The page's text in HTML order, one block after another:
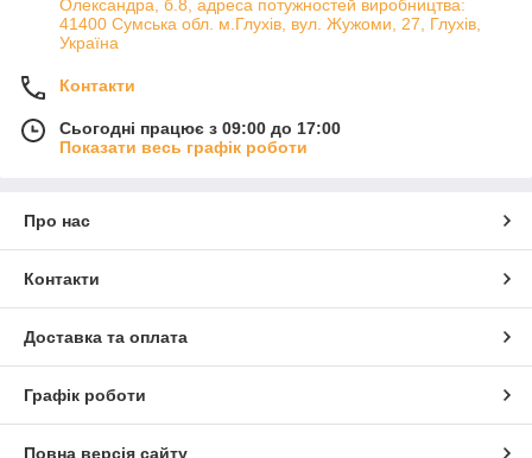
Олександра, б.8, адреса потужностей виробництва:
41400 Сумська обл. м.Глухів, вул. Жужоми, 27, Глухів,
Україна
Контакти
Сьогодні працює з 09:00 до 17:00
Показати весь графік роботи
Про нас
Контакти
Доставка та оплата
Графік роботи
Повна версія сайту